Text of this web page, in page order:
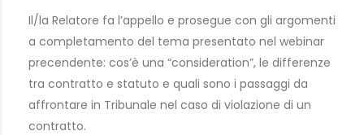
Il/la Relatore fa l’appello e prosegue con gli argomenti
a completamento del tema presentato nel webinar
precendente: cos’è una “consideration”, le differenze
tra contratto e statuto e quali sono i passaggi da
affrontare in Tribunale nel caso di violazione di un
contratto.